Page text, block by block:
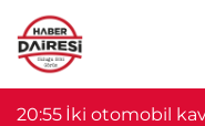
20:55 İki otomobil